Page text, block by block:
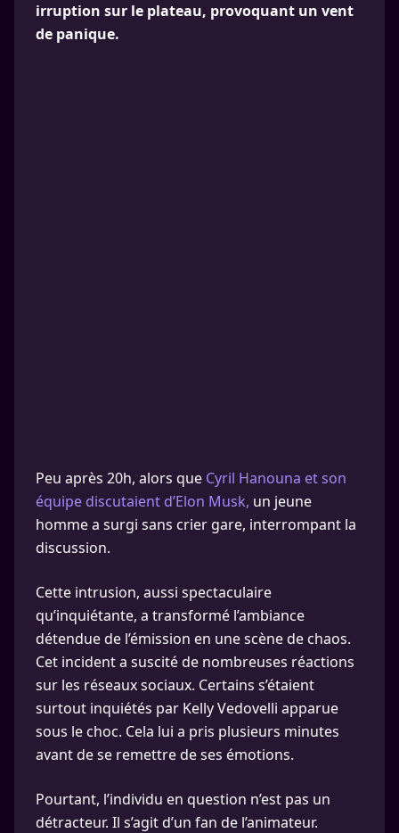
irruption sur le plateau, provoquant un vent
de panique.
Peu après 20h, alors que Cyril Hanouna et son
équipe discutaient d’Elon Musk, un jeune
homme a surgi sans crier gare, interrompant la
discussion.
Cette intrusion, aussi spectaculaire
qu’inquiétante, a transformé l’ambiance
détendue de l’émission en une scène de chaos.
Cet incident a suscité de nombreuses réactions
sur les réseaux sociaux. Certains s’étaient
surtout inquiétés par Kelly Vedovelli apparue
sous le choc. Cela lui a pris plusieurs minutes
avant de se remettre de ses émotions.
Pourtant, l’individu en question n’est pas un
détracteur. Il s’agit d’un fan de l’animateur.